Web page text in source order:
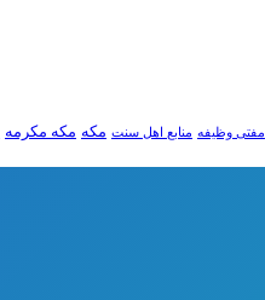
مفتی وظیفه منابع اهل سنت مکه مکه مکرمه